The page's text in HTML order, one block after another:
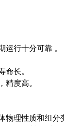
运行十分可靠 。
命长。
精度高。
物理性质和组